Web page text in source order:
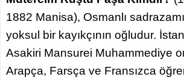
1882 Manisa), Osmanlı
yoksul bir kayıkçının oğludur.
Asakiri Mansurei Muhammediye
Arapça, Farsça ve Fransızca